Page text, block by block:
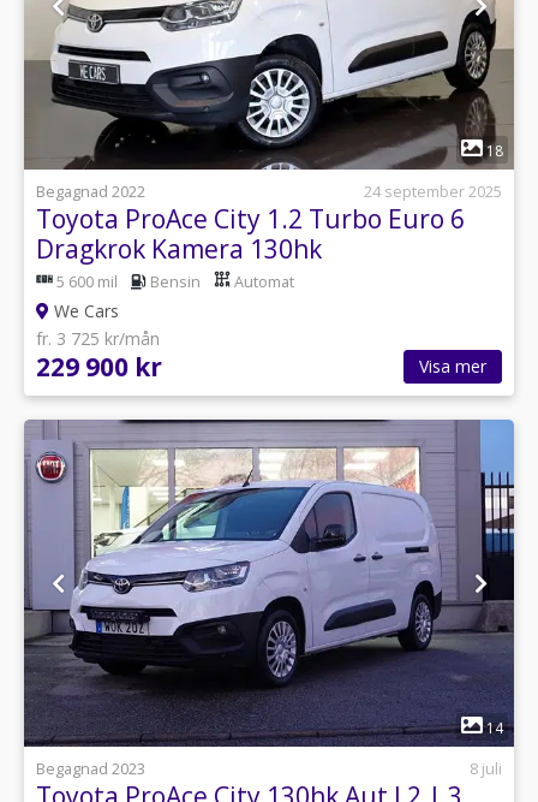
1
18
Begagnad 2022
24 september 2025
Toyota ProAce City 1.2 Turbo Euro 6
Dragkrok Kamera 130hk
5 600 mil Bensin Automat
We Cars
fr. 3 725 kr/mån
229 900 kr Visa mer
1
14
Begagnad 2023
8 juli